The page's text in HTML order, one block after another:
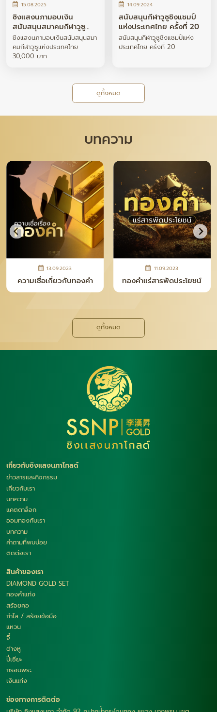
15.08.2025
ซิงแสงนภามอบเงิน
สนับสนุนสมาคมกีฬาวูซู
แห่งประเทศไทย 30,000
บาท
ซิงแสงนภามอบเงินสนับสนุนสมา
คมกีฬาวูซูแห่งประเทศไทย
30,000 บาท
14.09.2024
สนับสนุนกีฬาวูซูชิงแชมป์
แห่งประเทศไทย ครั้งที่ 20
สนับสนุนกีฬาวูซูชิงแชมป์แห่ง
ประเทศไทย ครั้งที่ 20
ดูทั้งหมด
บทความ
28.04.2026
ความจริงหลังเคาน์เตอร์ ที่
คนซื้อทอง–เงินควรรู้
12.11.2025
ทำไม “เงินแท่ง SNP” ถึง
กลายเป็นเทรนด์ใหม่ของยุค
ดูทั้งหมด
เกี่ยวกับซิงแสงนภาโกลด์
ข่าวสารและกิจกรรม
เกียวกับเรา
บทความ
แคตตาล็อก
ออมทองกับเรา
บทความ
คำถามที่พบบ่อย
ติดต่อเรา
สินค้าของเรา
DIAMOND GOLD SET
ทองคำแท่ง
สร้อยคอ
กำไล / สร้อยข้อมือ
แหวน
จี้
ต่างหู
ปี่เซียะ
กรอบพระ
เงินแท่ง
ช่องทางการติดต่อ